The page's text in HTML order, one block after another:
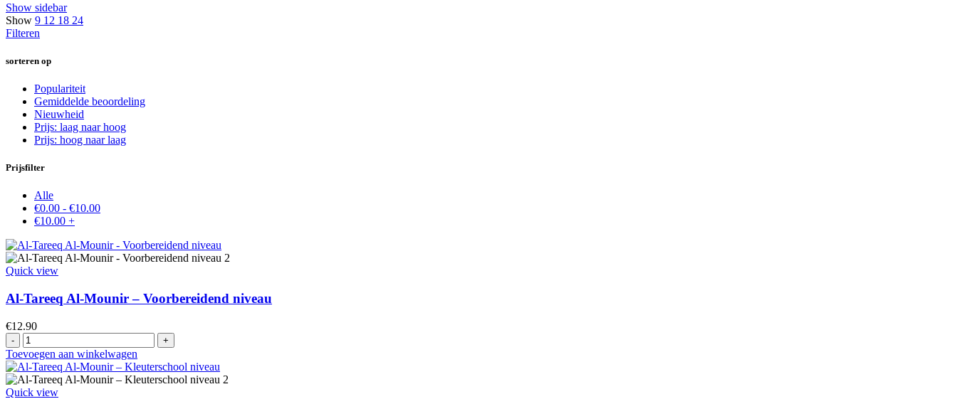
Show sidebar
Show 9 12 18 24
Filteren
sorteren op
Populariteit
Gemiddelde beoordeling
Nieuwheid
Prijs: laag naar hoog
Prijs: hoog naar laag
Prijsfilter
Alle
€0.00 - €10.00
€10.00 +
Quick view
Al-Tareeq Al-Mounir – Voorbereidend niveau
€12.90
Al-
Tareeq
Al-
Mounir
-
Toevoegen aan winkelwagen
Quick view